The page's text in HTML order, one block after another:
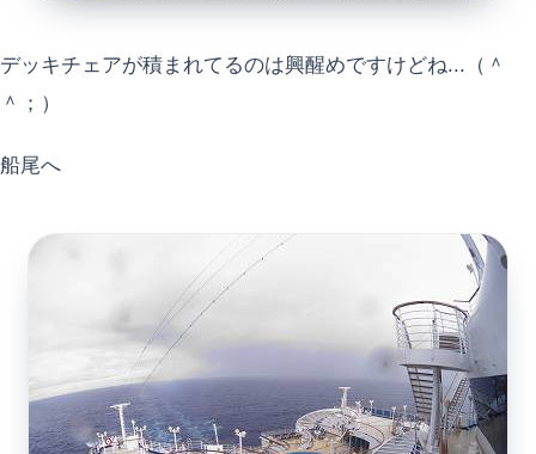
デッキチェアが積まれてるのは興醒めですけどね...（＾
＾；）
船尾へ